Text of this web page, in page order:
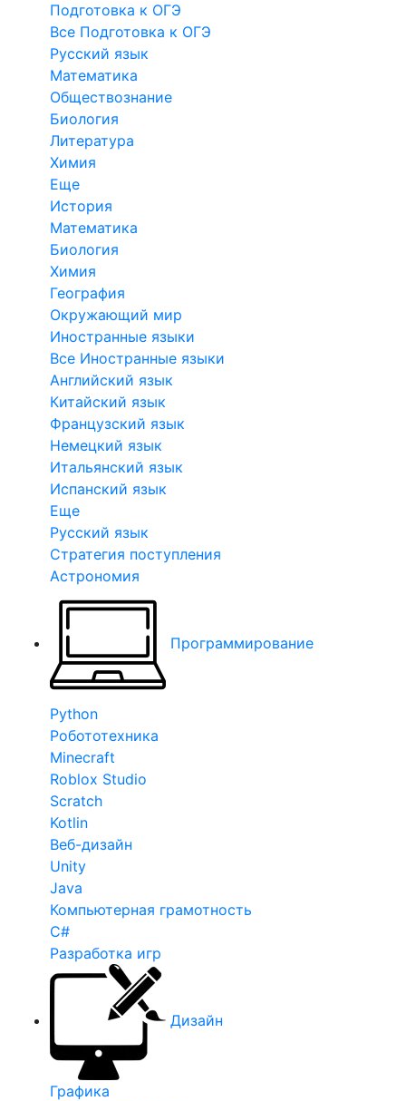
Подготовка к ОГЭ
Все Подготовка к ОГЭ
Русский язык
Математика
Обществознание
Биология
Литература
Химия
Еще
История
Математика
Биология
Химия
География
Окружающий мир
Иностранные языки
Все Иностранные языки
Английский язык
Китайский язык
Французский язык
Немецкий язык
Итальянский язык
Испанский язык
Еще
Русский язык
Стратегия поступления
Астрономия
Программирование
Python
Робототехника
Minecraft
Roblox Studio
Scratch
Kotlin
Веб-дизайн
Unity
Java
Компьютерная грамотность
C#
Разработка игр
Дизайн
Графика